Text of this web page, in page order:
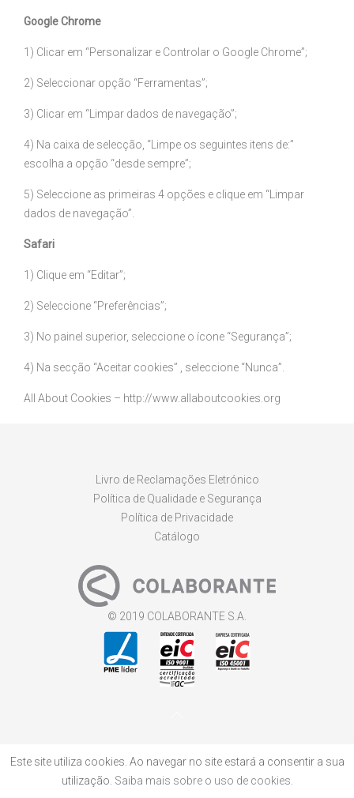
Google Chrome
1) Clicar em “Personalizar e Controlar o Google Chrome”;
2) Seleccionar opção “Ferramentas”;
3) Clicar em “Limpar dados de navegação”;
4) Na caixa de selecção, “Limpe os seguintes itens de:”
escolha a opção “desde sempre”;
5) Seleccione as primeiras 4 opções e clique em “Limpar
dados de navegação”.
Safari
1) Clique em “Editar”;
2) Seleccione “Preferências”;
3) No painel superior, seleccione o ícone “Segurança”;
4) Na secção “Aceitar cookies” , seleccione “Nunca”.
All About Cookies – http://www.allaboutcookies.org
Livro de Reclamações Eletrónico
Política de Qualidade e Segurança
Política de Privacidade
Catálogo
© 2019 COLABORANTE S.A.
Este site utiliza cookies. Ao navegar no site estará a consentir a sua
utilização. Saiba mais sobre o uso de cookies.